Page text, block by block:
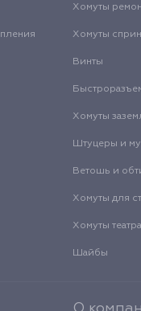
Хомуты
Хомуты
Винты
Хомуты
Штуцеры и
Ветошь и
Хомуты для
Хомуты
Шайбы